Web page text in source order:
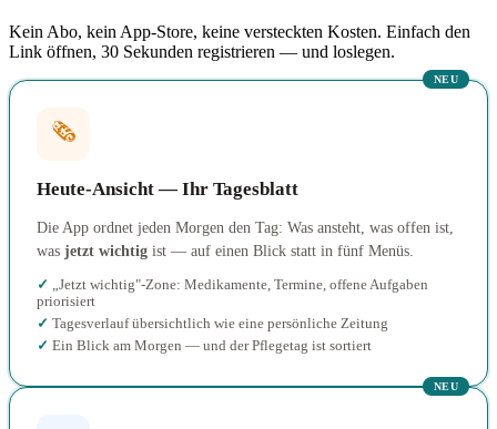
Kein Abo, kein App-Store, keine versteckten Kosten. Einfach den
Link öffnen, 30 Sekunden registrieren — und loslegen.
NEU
🗞️
Heute-Ansicht — Ihr Tagesblatt
Die App ordnet jeden Morgen den Tag: Was ansteht, was offen ist,
was jetzt wichtig ist — auf einen Blick statt in fünf Menüs.
„Jetzt wichtig"-Zone: Medikamente, Termine, offene Aufgaben
priorisiert
Tagesverlauf übersichtlich wie eine persönliche Zeitung
Ein Blick am Morgen — und der Pflegetag ist sortiert
NEU